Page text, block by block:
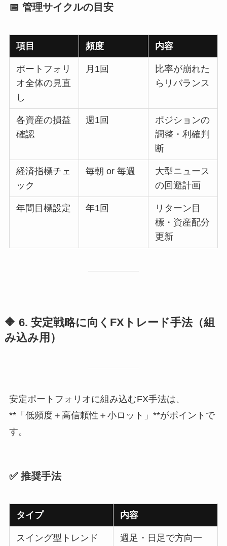
📅 管理サイクルの目安
項目 頻度 内容
ポートフォリ
オ全体の見直
し
月1回
比率が崩れた
らリバランス
各資産の損益
確認
週1回
ポジションの
調整・利確判
断
経済指標チェ
ック
毎朝 or 毎週
大型ニュース
の回避計画
年間目標設定 年1回
リターン目
標・資産配分
更新
🔶 6. 安定戦略に向くFXトレード手法（組
み込み用）
安定ポートフォリオに組み込むFX手法は、
**「低頻度＋高信頼性＋小ロット」**がポイントで
す。
✅ 推奨手法
タイプ 内容
スイング型トレンド
週足・日足で方向一